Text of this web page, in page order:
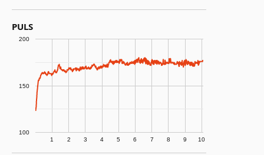
PULS
1 2 3 4 5 6 7 8 9 10
100
150
200